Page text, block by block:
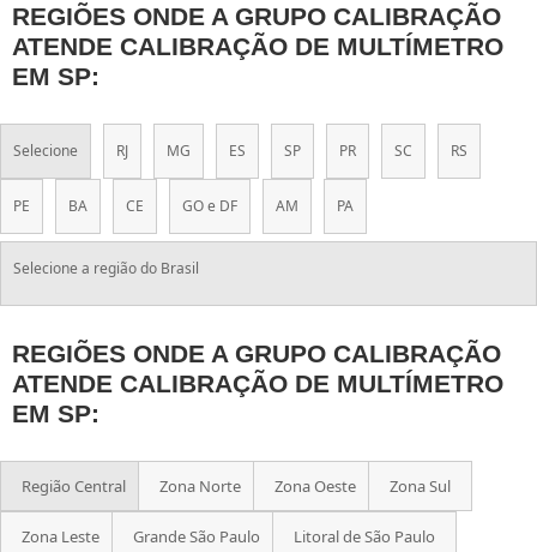
REGIÕES ONDE A GRUPO CALIBRAÇÃO
ATENDE CALIBRAÇÃO DE MULTÍMETRO
EM SP:
Selecione RJ MG ES SP PR SC RS
PE BA CE GO e DF AM PA
Selecione a região do Brasil
REGIÕES ONDE A GRUPO CALIBRAÇÃO
ATENDE CALIBRAÇÃO DE MULTÍMETRO
EM SP:
Região Central Zona Norte Zona Oeste Zona Sul
Zona Leste Grande São Paulo Litoral de São Paulo